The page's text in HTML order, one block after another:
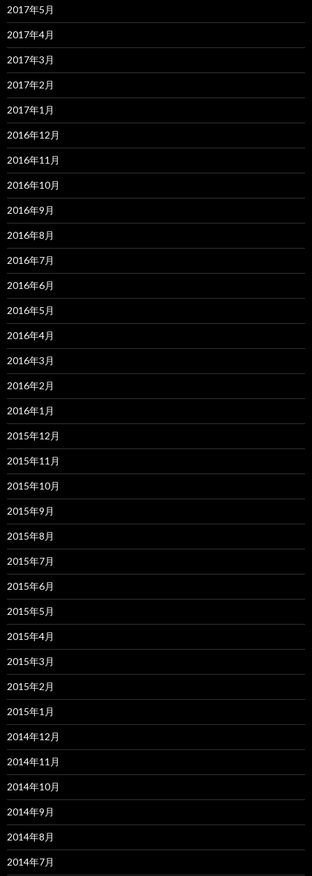
2017年5月
2017年4月
2017年3月
2017年2月
2017年1月
2016年12月
2016年11月
2016年10月
2016年9月
2016年8月
2016年7月
2016年6月
2016年5月
2016年4月
2016年3月
2016年2月
2016年1月
2015年12月
2015年11月
2015年10月
2015年9月
2015年8月
2015年7月
2015年6月
2015年5月
2015年4月
2015年3月
2015年2月
2015年1月
2014年12月
2014年11月
2014年10月
2014年9月
2014年8月
2014年7月